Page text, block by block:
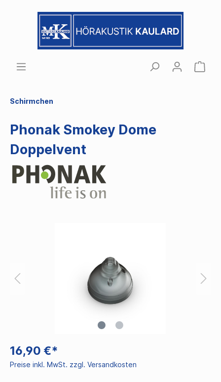
Schirmchen
Phonak Smokey Dome
Doppelvent
16,90 €*
Preise inkl. MwSt. zzgl. Versandkosten